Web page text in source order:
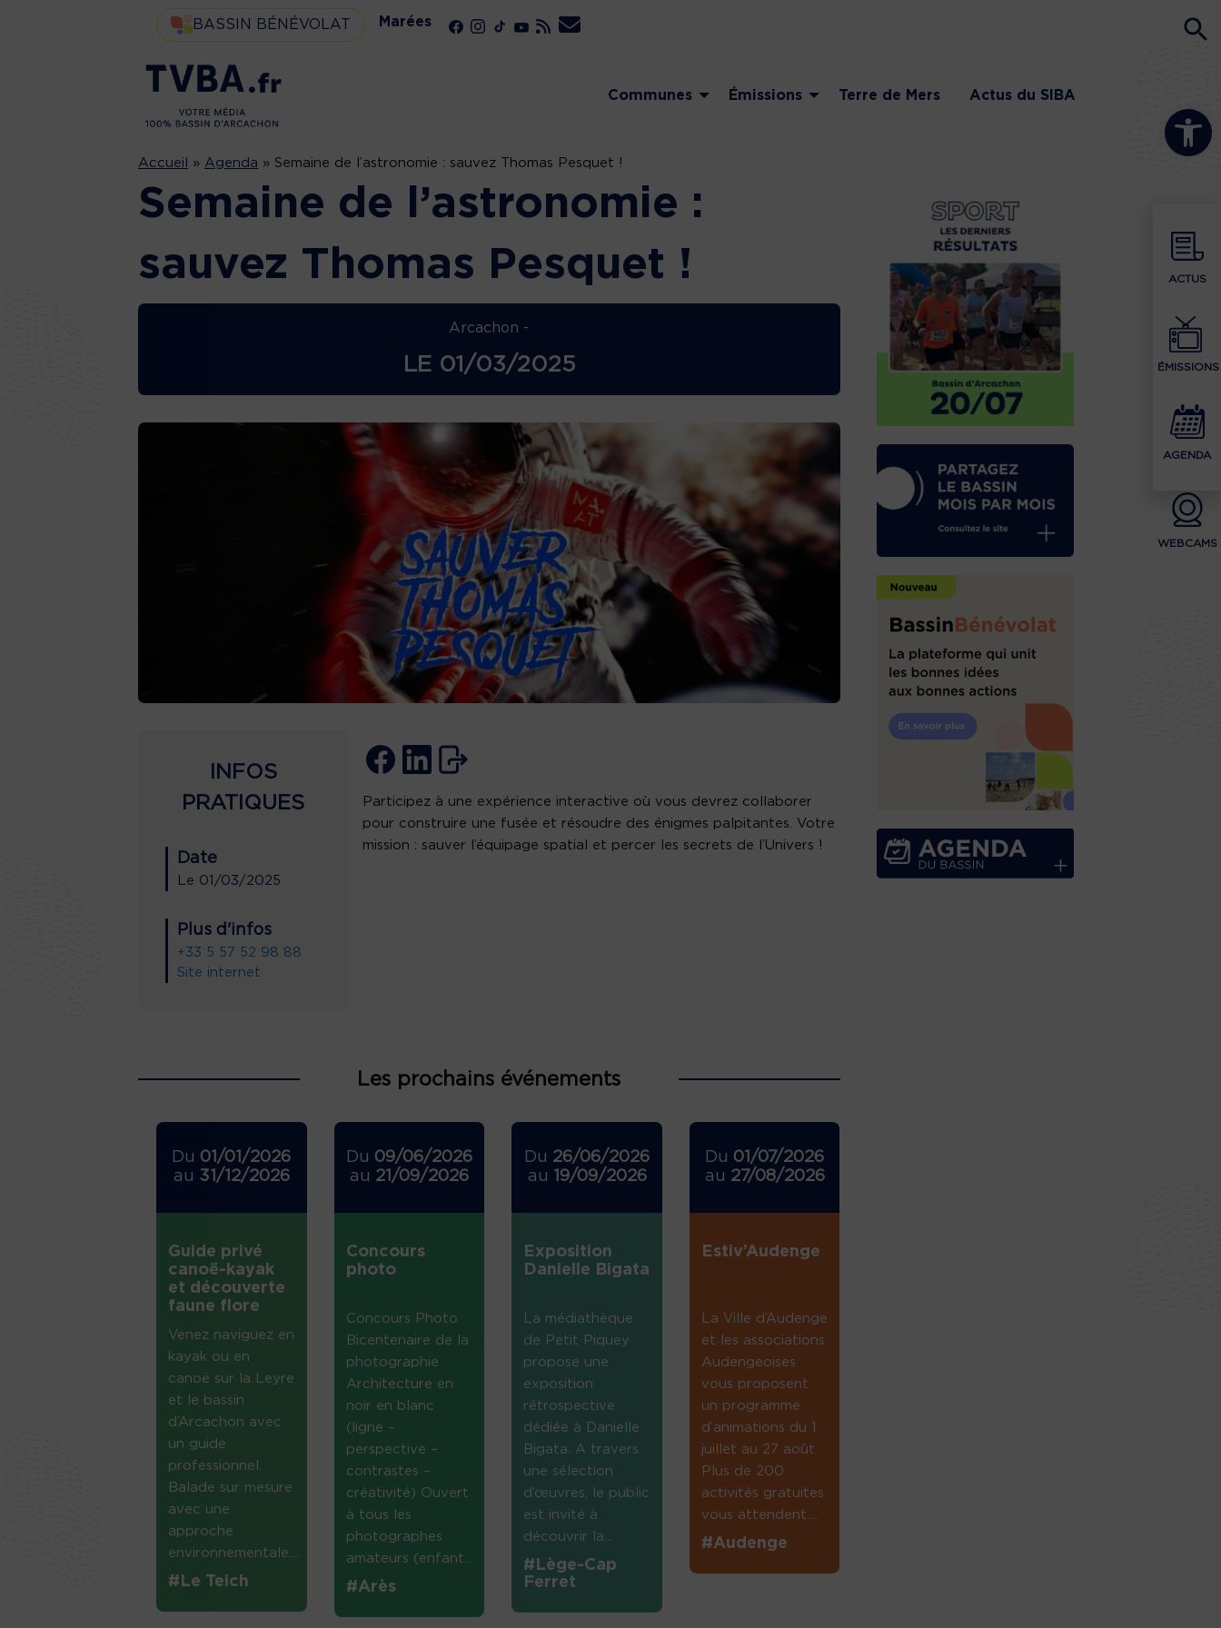
Ouvrir la
ACTUS
ÉMISSIONS
AGENDA
WEBCAMS
BASSIN BÉNÉVOLAT Marées
Communes Émissions Terre de Mers Actus du SIBA
Accueil » Agenda » Semaine de l’astronomie : sauvez Thomas Pesquet !
Semaine de l’astronomie :
sauvez Thomas Pesquet !
Arcachon -
LE 01/03/2025
INFOS
PRATIQUES
Date
Le 01/03/2025
Plus d'infos
+33 5 57 52 98 88
Site internet
Participez à une expérience interactive où vous devrez collaborer
pour construire une fusée et résoudre des énigmes palpitantes. Votre
mission : sauver l’équipage spatial et percer les secrets de l’Univers !
Les prochains événements
Du 01/01/2026
au 31/12/2026
Guide privé
canoë-kayak
et découverte
faune flore
Venez naviguez en
kayak ou en
canoë sur la Leyre
et le bassin
d’Arcachon avec
un guide
professionnel.
Balade sur mesure
avec une
approche
environnementale....
#Le Teich
Du 09/06/2026
au 21/09/2026
Concours
photo
Concours Photo
Bicentenaire de la
photographie
Architecture en
noir en blanc
(ligne –
perspective –
contrastes –
créativité) Ouvert
à tous les
photographes
amateurs (enfant...
#Arès
Du 26/06/2026
au 19/09/2026
Exposition
Danielle Bigata
La médiathèque
de Petit Piquey
propose une
exposition
rétrospective
dédiée à Danielle
Bigata. A travers
une sélection
d’œuvres, le public
est invité à
découvrir la...
#Lège-Cap
Ferret
Du 01/07/2026
au 27/08/2026
Estiv’Audenge
La Ville d’Audenge
et les associations
Audengeoises
vous proposent
un programme
d’animations du 1
juillet au 27 août.
Plus de 200
activités gratuites
vous attendent....
#Audenge